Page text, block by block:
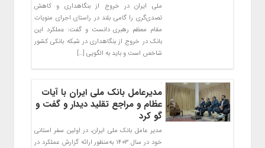
ملی ایران در خروج از بنگاهداری و کاهش
تصدی‌گری را گامی بلند در راستای اجرای منویات
مقام معظم رهبری دانست و گفت: عملکرد این
بانک در خروج از بنگاهداری در شبکه بانکی کشور
شاخص است و باید به الگویی […]
مدیرعامل بانک ملی ایران با آیات
عظام و مراجع تقلید دیدار و گفت و
گو کرد
مدیر عامل بانک ملی ایران، در اولین سفر استانی
خود در سال ۱۴۰۳ به‌منظور ارائه گزارش عملکرد در